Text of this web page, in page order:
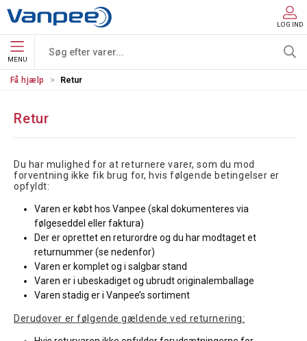
LOG IND
MENU
Få hjælp Retur
Retur
Du har mulighed for at returnere varer, som du mod
forventning ikke fik brug for, hvis følgende betingelser er
opfyldt:
Varen er købt hos Vanpee (skal dokumenteres via
følgeseddel eller faktura)
Der er oprettet en returordre og du har modtaget et
returnummer (se nedenfor)
Varen er komplet og i salgbar stand
Varen er i ubeskadiget og ubrudt originalemballage
Varen stadig er i Vanpee’s sortiment
Derudover er følgende gældende ved returnering: